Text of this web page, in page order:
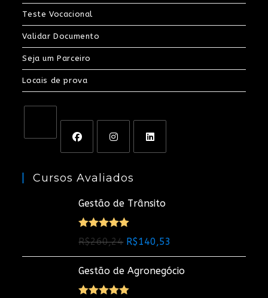
Teste Vocacional
Validar Documento
Seja um Parceiro
Locais de prova
Cursos Avaliados
Gestão de Trânsito
Avaliação
R$260,24 O
preço
original
R$140,53
preço
atual
Gestão de Agronegócio